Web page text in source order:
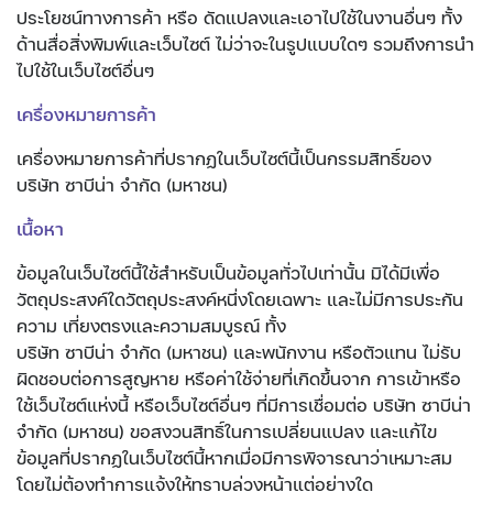
ประโยชน์ทางการค้า หรือ ดัดแปลงและเอาไปใช้ในงานอื่นๆ ทั้ง
ด้านสื่อสิ่งพิมพ์และเว็บไซต์ ไม่ว่าจะในรูปแบบใดๆ รวมถึงการนำ
ไปใช้ในเว็บไซต์อื่นๆ
เครื่องหมายการค้า
เครื่องหมายการค้าที่ปรากฏในเว็บไซต์นี้เป็นกรรมสิทธิ์ของ
บริษัท ซาบีน่า จำกัด (มหาชน)
เนื้อหา
ข้อมูลในเว็บไซต์นี้ใช้สำหรับเป็นข้อมูลทั่วไปเท่านั้น มิได้มีเพื่อ
วัตถุประสงค์ใดวัตถุประสงค์หนึ่งโดยเฉพาะ และไม่มีการประกัน
ความ เที่ยงตรงและความสมบูรณ์ ทั้ง
บริษัท ซาบีน่า จำกัด (มหาชน) และพนักงาน หรือตัวแทน ไม่รับ
ผิดชอบต่อการสูญหาย หรือค่าใช้จ่ายที่เกิดขึ้นจาก การเข้าหรือ
ใช้เว็บไซต์แห่งนี้ หรือเว็บไซต์อื่นๆ ที่มีการเชื่อมต่อ บริษัท ซาบีน่า
จำกัด (มหาชน) ขอสงวนสิทธิ์ในการเปลี่ยนแปลง และแก้ไข
ข้อมูลที่ปรากฏในเว็บไซต์นี้หากเมื่อมีการพิจารณาว่าเหมาะสม
โดยไม่ต้องทำการแจ้งให้ทราบล่วงหน้าแต่อย่างใด